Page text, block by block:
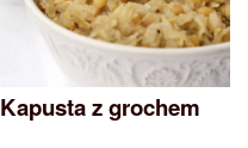
Kapusta z grochem